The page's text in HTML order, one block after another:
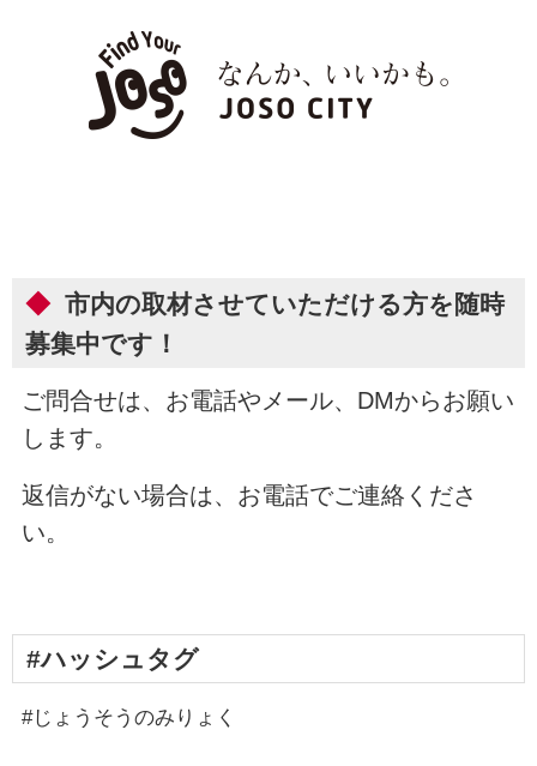
◆ 市内の取材させていただける方を随時
募集中です！
ご問合せは、お電話やメール、DMからお願い
します。
返信がない場合は、お電話でご連絡くださ
い。
#ハッシュタグ
#じょうそうのみりょく